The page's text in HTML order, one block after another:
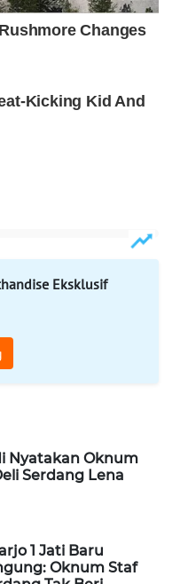
Eksklusif
Nyatakan Oknum
Serdang Lena
1 Jati Baru
Oknum Staf